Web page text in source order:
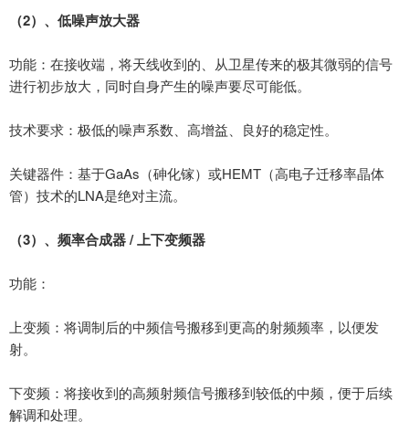
（2）、 低噪声放大器
功能：在接收端，将天线收到的、从卫星传来的极其微弱的信号
进行初步放大，同时自身产生的噪声要尽可能低。
技术要求：极低的噪声系数、高增益、良好的稳定性。
关键器件：基于GaAs （砷化镓）或HEMT （高电子迁移率晶体
管）技术的LNA是绝对主流。
（3）、 频率合成器/上下变频器
功能：
上变频：将调制后的中频信号搬移到更高的射频频率，以便发
射。
下变频：将接收到的高频射频信号搬移到较低的中频，便于后续
解调和处理。